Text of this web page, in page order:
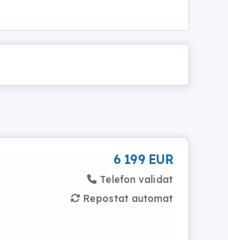
6 199 EUR
Telefon validat
Repostat automat